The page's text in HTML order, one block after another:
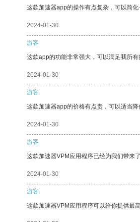
这款加速器app的操作有点复杂，可以简化
2024-01-30
游客
这款app的功能非常强大，可以满足我所
2024-01-30
游客
这款加速器app的价格有点贵，可以适当
2024-01-30
游客
这款加速器VPM应用程序已经为我们带来
2024-01-30
游客
这款加速器VPM应用程序可以给你提供最